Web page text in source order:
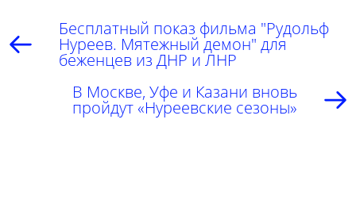
Бесплатный показ фильма "Рудольф
Нуреев. Мятежный демон" для
беженцев из ДНР и ЛНР
В Москве, Уфе и Казани вновь
пройдут «Нуреевские сезоны»